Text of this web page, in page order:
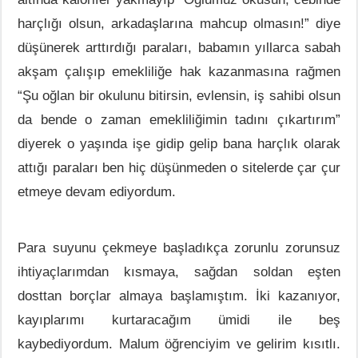
harçlığı olsun, arkadaşlarına mahcup olmasın!” diye
düşünerek arttırdığı paraları, babamın yıllarca sabah
akşam çalışıp emekliliğe hak kazanmasına rağmen
“Şu oğlan bir okulunu bitirsin, evlensin, iş sahibi olsun
da bende o zaman emekliliğimin tadını çıkartırım”
diyerek o yaşında işe gidip gelip bana harçlık olarak
attığı paraları ben hiç düşünmeden o sitelerde çar çur
etmeye devam ediyordum.
Para suyunu çekmeye başladıkça zorunlu zorunsuz
ihtiyaçlarımdan kısmaya, sağdan soldan eşten
dosttan borçlar almaya başlamıştım. İki kazanıyor,
kayıplarımı kurtaracağım ümidi ile beş
kaybediyordum. Malum öğrenciyim ve gelirim kısıtlı.